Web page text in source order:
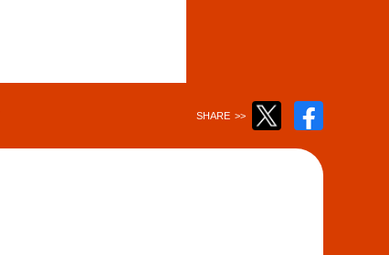
SHARE >>
Twitter
で
で
ェ